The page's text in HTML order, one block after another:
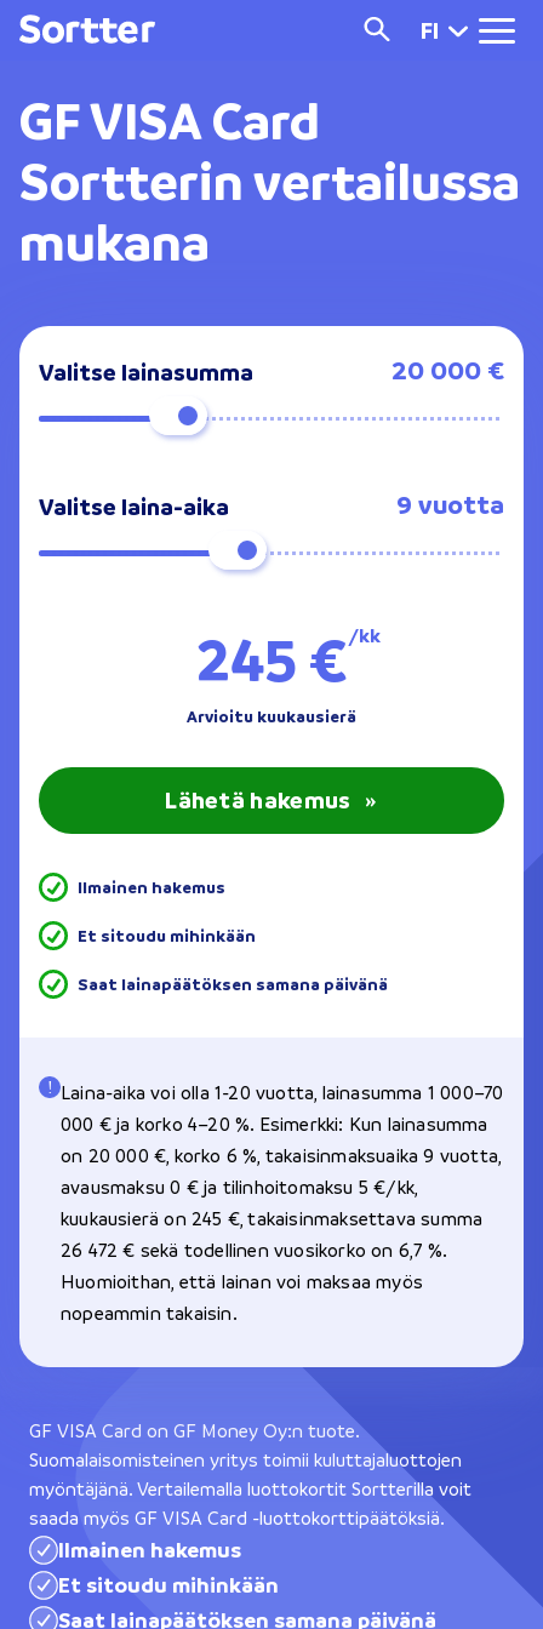
FI
GF VISA Card
Sortterin vertailussa
mukana
Valitse lainasumma 20 000 €
Valitse laina-aika 9 vuotta
245 €/kk
Arvioitu kuukausierä
Lähetä hakemus »
Ilmainen hakemus
Et sitoudu mihinkään
Saat lainapäätöksen samana päivänä
Laina-aika voi olla 1-20 vuotta, lainasumma 1 000–70
000 € ja korko 4–20 %. Esimerkki: Kun lainasumma
on 20 000 €, korko 6 %, takaisinmaksuaika 9 vuotta,
avausmaksu 0 € ja tilinhoitomaksu 5 €/kk,
kuukausierä on 245 €, takaisinmaksettava summa
26 472 € sekä todellinen vuosikorko on 6,7 %.
Huomioithan, että lainan voi maksaa myös
nopeammin takaisin.
GF VISA Card on GF Money Oy:n tuote.
Suomalaisomisteinen yritys toimii kuluttajaluottojen
myöntäjänä. Vertailemalla luottokortit Sortterilla voit
saada myös GF VISA Card -luottokorttipäätöksiä.
Ilmainen hakemus
Et sitoudu mihinkään
Saat lainapäätöksen samana päivänä